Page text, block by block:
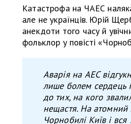
Катастрофа на ЧАЕС
але не українців. Юрій
анекдоти того часу й
фольклор у повісті
Аварія на АЕС
лише болем сердець
до тих, на кого
нещастя. На атомний
Чорнобилі Київ і вся